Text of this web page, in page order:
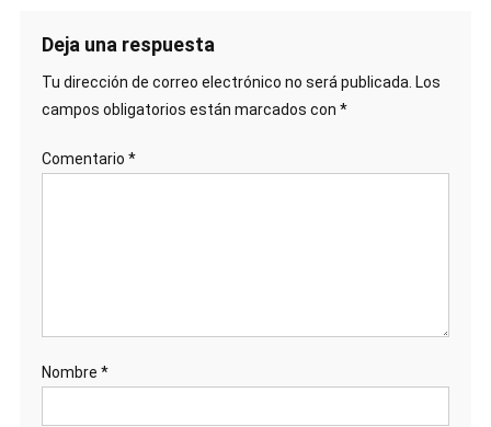
Deja una respuesta
Tu dirección de correo electrónico no será publicada. Los
campos obligatorios están marcados con *
Comentario *
Nombre *